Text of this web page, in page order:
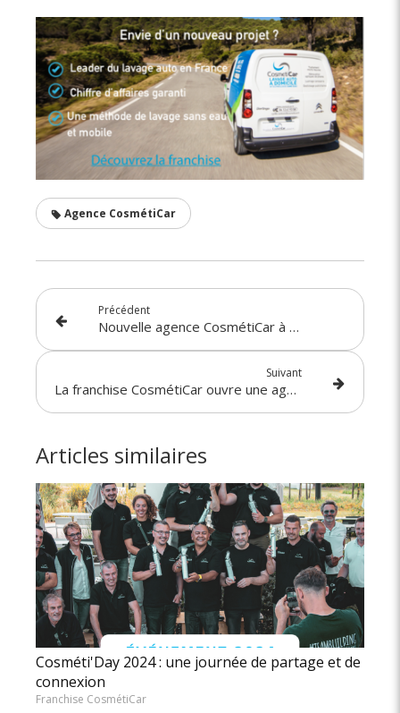
Agence CosmétiCar
Précédent
Nouvelle agence CosmétiCar à Limoges (87)
Suivant
La franchise CosmétiCar ouvre une agence à Nancy (54)
Articles similaires
Cosméti'Day 2024 : une journée de partage et de
connexion
Franchise CosmétiCar